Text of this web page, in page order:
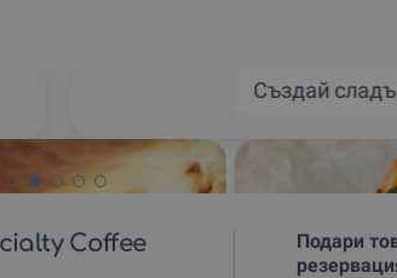
Създай
Coffee
Подари